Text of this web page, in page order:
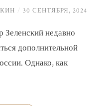
/ 30 СЕНТЯБРЯ, 2024
недавно
дополнительной
Однако, как